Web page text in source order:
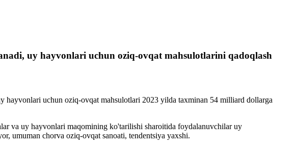
uy hayvonlari uchun oziq-ovqat mahsulotlarini qadoqlash
uchun oziq-ovqat mahsulotlari 2023 yilda taxminan 54 milliard dollarga
va uy hayvonlari maqomining ko'tarilishi sharoitida foydalanuvchilar uy
umuman chorva oziq-ovqat sanoati, tendentsiya yaxshi.